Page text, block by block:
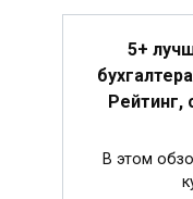
5+
Рейтинг,
В этом